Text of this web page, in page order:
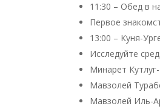
11:30 – Обед в
Первое
13:00 – Куня-
Исследуйте
Минарет
Мавзолей
Мавзолей Иль-